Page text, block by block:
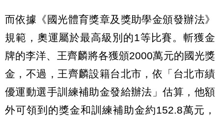
而依據《國光體育獎章及獎助學金頒發辦法》
規範，奧運屬於最高級別的1等比賽。斬獲金
牌的李洋、王齊麟將各獲頒2000萬元的國光獎
金，不過，王齊麟設籍台北市，依「台北市績
優運動選手訓練補助金發給辦法」估算，他額
外可領到的獎金和訓練補助金約152.8萬元，